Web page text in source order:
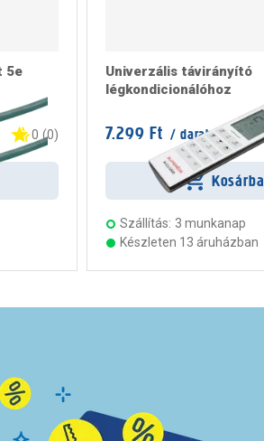
5e
0 (0)
Univerzális távirányító
légkondicionálóhoz
7.299 Ft / darab
Kosárba
Szállítás: 3 munkanap
Készleten 13 áruházban